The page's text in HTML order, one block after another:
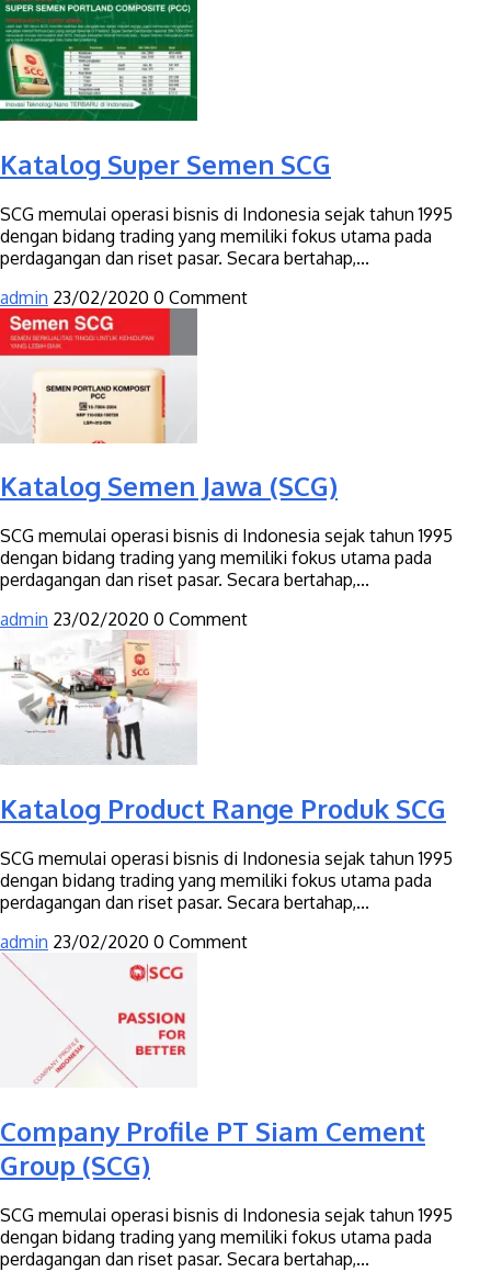
Katalog Super Semen SCG
SCG memulai operasi bisnis di Indonesia sejak tahun 1995
dengan bidang trading yang memiliki fokus utama pada
perdagangan dan riset pasar. Secara bertahap,...
admin 23/02/2020 0 Comment
Katalog Semen Jawa (SCG)
SCG memulai operasi bisnis di Indonesia sejak tahun 1995
dengan bidang trading yang memiliki fokus utama pada
perdagangan dan riset pasar. Secara bertahap,...
admin 23/02/2020 0 Comment
Katalog Product Range Produk SCG
SCG memulai operasi bisnis di Indonesia sejak tahun 1995
dengan bidang trading yang memiliki fokus utama pada
perdagangan dan riset pasar. Secara bertahap,...
admin 23/02/2020 0 Comment
Company Profile PT Siam Cement
Group (SCG)
SCG memulai operasi bisnis di Indonesia sejak tahun 1995
dengan bidang trading yang memiliki fokus utama pada
perdagangan dan riset pasar. Secara bertahap,...